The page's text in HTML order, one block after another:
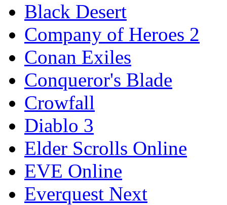
Black Desert
Company of Heroes 2
Conan Exiles
Conqueror's Blade
Crowfall
Diablo 3
Elder Scrolls Online
EVE Online
Everquest Next